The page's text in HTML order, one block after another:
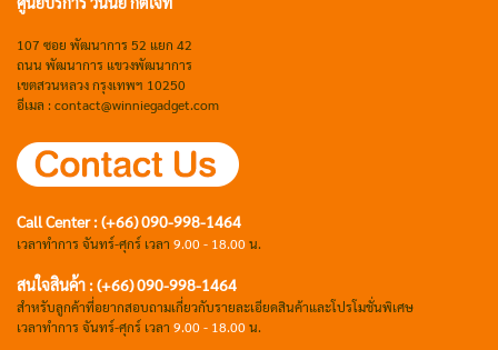
107 ซอย พัฒนาการ 52 แยก 42
ถนน พัฒนาการ แขวงพัฒนาการ
เขตสวนหลวง กรุงเทพฯ 10250
อีเมล : contact@winniegadget.com
Call Center : (+66) 090-998-1464
เวลาทำการ จันทร์-ศุกร์ เวลา 9.00 - 18.00 น.
สนใจสินค้า : (+66) 090-998-1464
สำหรับลูกค้าที่อยากสอบถามเกี่ยวกับรายละเอียดสินค้าและโปรโมชั่นพิเศษ
เวลาทำการ จันทร์-ศุกร์ เวลา 9.00 - 18.00 น.